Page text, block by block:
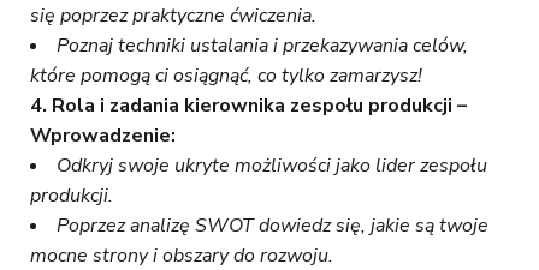
się poprzez praktyczne ćwiczenia.
Poznaj techniki ustalania i przekazywania celów,
które pomogą ci osiągnąć, co tylko zamarzysz!
4. Rola i zadania kierownika zespołu produkcji –
Wprowadzenie:
Odkryj swoje ukryte możliwości jako lider zespołu
produkcji.
Poprzez analizę SWOT dowiedz się, jakie są twoje
mocne strony i obszary do rozwoju.